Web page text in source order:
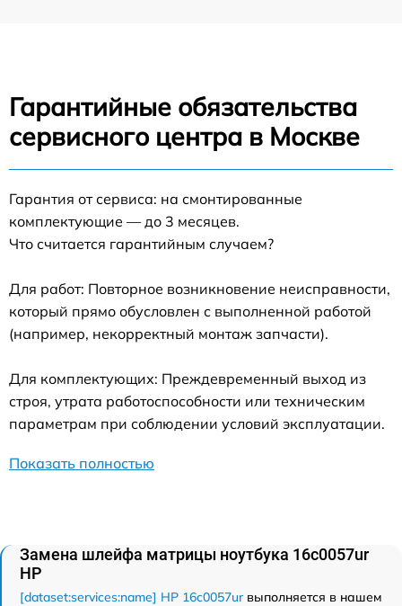
Гарантийные обязательства
сервисного центра в Москве
Гарантия от сервиса: на смонтированные
комплектующие — до 3 месяцев.
Что считается гарантийным случаем?
Для работ: Повторное возникновение неисправности,
который прямо обусловлен с выполненной работой
(например, некорректный монтаж запчасти).
Для комплектующих: Преждевременный выход из
строя, утрата работоспособности или техническим
параметрам при соблюдении условий эксплуатации.
Показать полностью
Замена шлейфа матрицы ноутбука 16c0057ur
HP
[dataset:services:name] HP 16c0057urвыполняется в нашем